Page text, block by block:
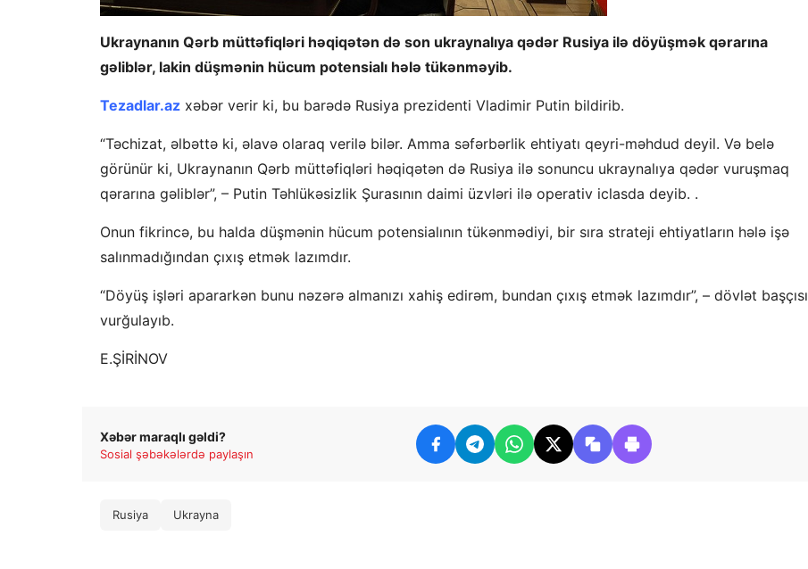
Ukraynanın Qərb müttəfiqləri həqiqətən də son ukraynalıya qədər Rusiya ilə döyüşmək qərarına
gəliblər, lakin düşmənin hücum potensialı hələ tükənməyib.
Tezadlar.az xəbər verir ki, bu barədə Rusiya prezidenti Vladimir Putin bildirib.
“Təchizat, əlbəttə ki, əlavə olaraq verilə bilər. Amma səfərbərlik ehtiyatı qeyri-məhdud deyil. Və belə
görünür ki, Ukraynanın Qərb müttəfiqləri həqiqətən də Rusiya ilə sonuncu ukraynalıya qədər vuruşmaq
qərarına gəliblər”, – Putin Təhlükəsizlik Şurasının daimi üzvləri ilə operativ iclasda deyib. .
Onun fikrincə, bu halda düşmənin hücum potensialının tükənmədiyi, bir sıra strateji ehtiyatların hələ işə
salınmadığından çıxış etmək lazımdır.
“Döyüş işləri apararkən bunu nəzərə almanızı xahiş edirəm, bundan çıxış etmək lazımdır”, – dövlət başçısı
vurğulayıb.
E.ŞİRİNOV
Xəbər maraqlı gəldi?
Sosial şəbəkələrdə paylaşın
Rusiya Ukrayna